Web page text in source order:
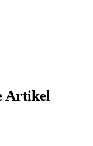
Artikel